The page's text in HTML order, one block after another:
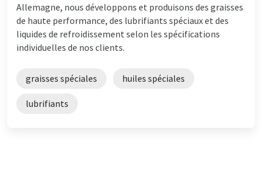
Allemagne, nous développons et produisons des graisses
de haute performance, des lubrifiants spéciaux et des
liquides de refroidissement selon les spécifications
individuelles de nos clients.
graisses spéciales huiles spéciales
lubrifiants